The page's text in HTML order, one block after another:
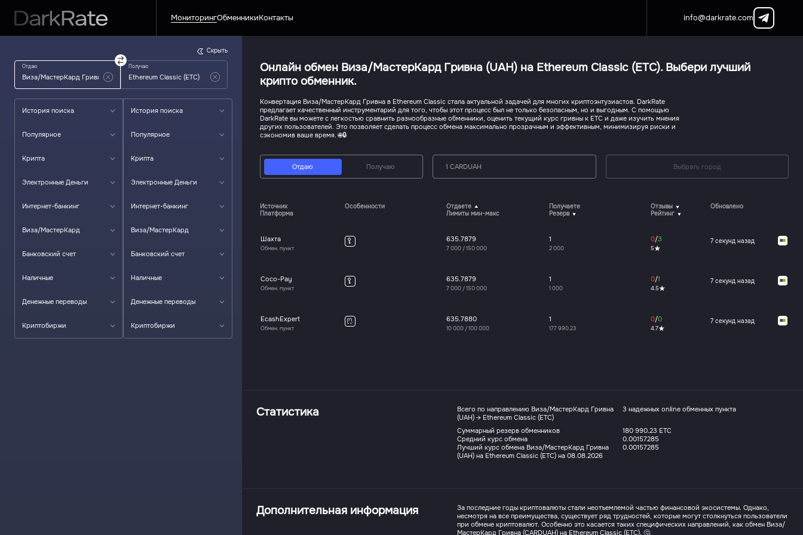
МониторингОбменникиКонтакты info@darkrate.com
Отдаю Получаю
История поиска
Популярное
Крипта
Электронные Деньги
Интернет-банкинг
Виза/МастерКард
Банковский счет
Наличные
Денежные переводы
Криптобиржи
История поиска
Популярное
Крипта
Электронные Деньги
Интернет-банкинг
Виза/МастерКард
Банковский счет
Наличные
Денежные переводы
Криптобиржи
Скрыть
Онлайн обмен Виза/МастерКард Гривна (UAH) на Ethereum Classic (ETC). Выбери лучший
крипто обменник.
Конвертация Виза/МастерКард Гривна в Ethereum Classic стала актуальной задачей для многих криптоэнтузиастов. DarkRate
предлагает качественный инструментарий для того, чтобы этот процесс был не только безопасным, но и выгодным. С помощью
DarkRate вы можете с легкостью сравнить разнообразные обменники, оценить текущий курс гривны к ETC и даже изучить мнения
других пользователей. Это позволяет сделать процесс обмена максимально прозрачным и эффективным, минимизируя риски и
сэкономив ваше время. 🌐🔒
Отдаю Получаю 1 CARDUAH Выбрать город
Источник
Платформа
Особенности
Отдаете
Лимиты мин-макс
Получаете
Резерв
Отзывы
Рейтинг
Обновлено
Шахта
Обмен. пункт
635.7879
7 000 /150 000
1
2 000
0/3
5
7 секунд назад
Coco-Pay
Обмен. пункт
635.7879
7 000 /150 000
1
1 000
0/1
4.5
7 секунд назад
EcashExpert
Обмен. пункт
635.7880
10 000 /100 000
1
177 990.23
0/0
4.7
7 секунд назад
Статистика
Всего по направлению Виза/МастерКард Гривна
(UAH) → Ethereum Classic (ETC)
3 надежных online обменных пункта
Суммарный резерв обменников
180 990.23 ETC
Средний курс обмена
0.00157285
Лучший курс обмена Виза/МастерКард Гривна
(UAH) на Ethereum Classic (ETC) на 08.08.2026
0.00157285
Дополнительная информация
За последние годы криптовалюты стали неотъемлемой частью финансовой экосистемы. Однако,
несмотря на все преимущества, существует ряд трудностей, которые могут столкнуться пользователи
при обмене криптовалют. Особенно это касается таких специфических направлений, как обмен Виза/
МастерКард Гривна (CARDUAH) на Ethereum Classic (ETC). 🤔